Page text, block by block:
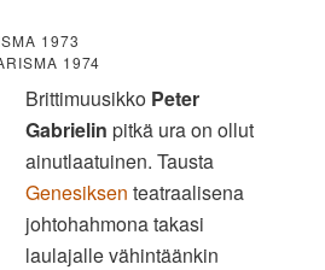
1973
1974
Brittimuusikko Peter
Gabrielin pitkä ura on ollut
ainutlaatuinen. Tausta
Genesiksen teatraalisena
johtohahmona takasi
laulajalle vähintäänkin